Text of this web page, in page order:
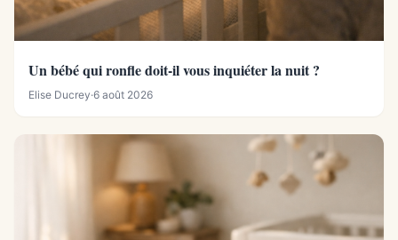
Un bébé qui ronfle doit-il vous inquiéter la nuit ?
Elise Ducrey·6 août 2026